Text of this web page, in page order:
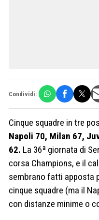
Condividi:
Cinque squadre in tre
Napoli 70, Milan 67,
62. La 36ª giornata di
corsa Champions, e il
sembrano fatti apposta
cinque squadre (ma il
con distanze minime o